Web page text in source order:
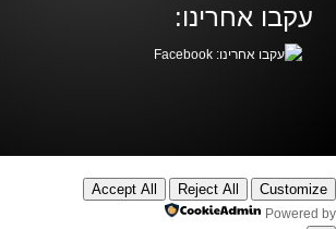
עקבו אחרינו:
Customize
Reject All
Accept All
Powered by